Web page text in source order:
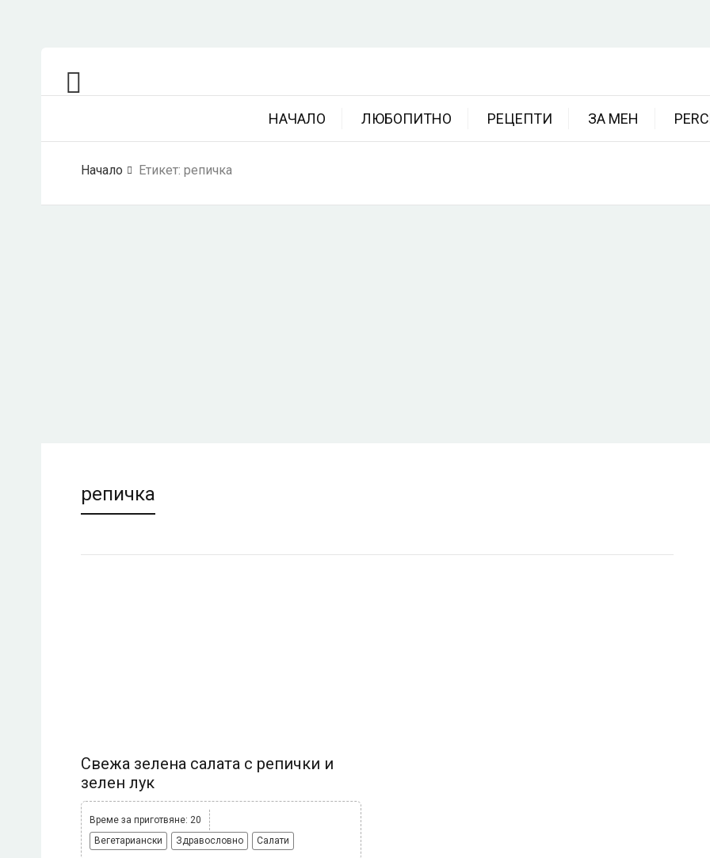
НАЧАЛО ЛЮБОПИТНО РЕЦЕПТИ ЗА МЕН
Начало Етикет: репичка
репичка
Свежа зелена салата с репички и
зелен лук
Време за приготвяне: 20
Вегетариански
Здравословно Салати